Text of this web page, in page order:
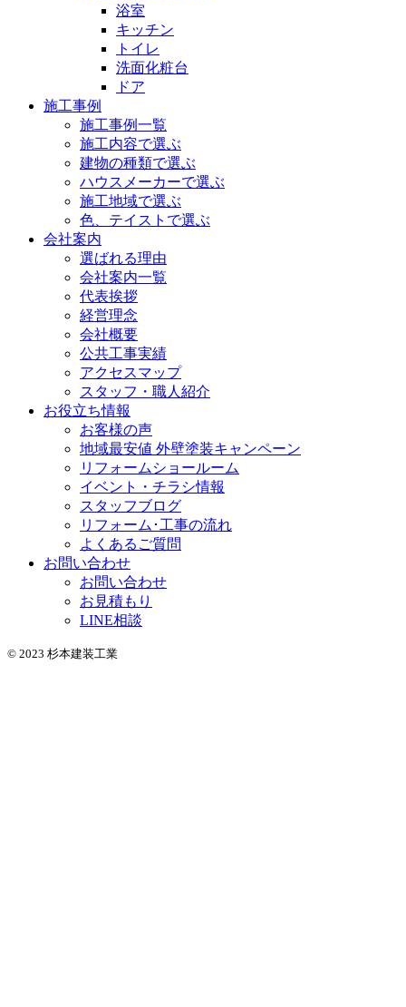
浴室
キッチン
トイレ
洗面化粧台
ドア
施工事例
施工事例一覧
施工内容で選ぶ
建物の種類で選ぶ
ハウスメーカーで選ぶ
施工地域で選ぶ
色、テイストで選ぶ
会社案内
選ばれる理由
会社案内一覧
代表挨拶
経営理念
会社概要
公共工事実績
アクセスマップ
スタッフ・職人紹介
お役立ち情報
お客様の声
地域最安値 外壁塗装キャンペーン
リフォームショールーム
イベント・チラシ情報
スタッフブログ
リフォーム･工事の流れ
よくあるご質問
お問い合わせ
お問い合わせ
お見積もり
LINE相談
© 2023 杉本建装工業